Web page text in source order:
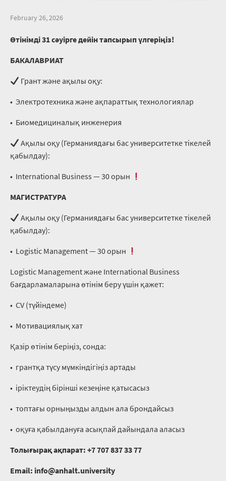
February 26, 2026
Өтінімді 31 сәуірге дейін тапсырып үлгеріңіз!
БАКАЛАВРИАТ
Грант және ақылы оқу:
•⁠ ⁠Электротехника және ақпараттық технологиялар
•⁠ ⁠Биомедициналық инженерия
Ақылы оқу (Германиядағы бас университетке тікелей
қабылдау):
•⁠ ⁠International Business — 30 орын
МАГИСТРАТУРА
Ақылы оқу (Германиядағы бас университетке тікелей
қабылдау):
•⁠ ⁠Logistic Management — 30 орын
Logistic Management және International Business
бағдарламаларына өтінім беру үшін қажет:
•⁠ ⁠CV (түйіндеме)
•⁠ ⁠Мотивациялық хат
Қазір өтінім беріңіз, сонда:
•⁠ ⁠грантқа түсу мүмкіндігіңіз артады
•⁠ ⁠іріктеудің бірінші кезеңіне қатысасыз
•⁠ ⁠топтағы орныңызды алдын ала брондайсыз
•⁠ ⁠оқуға қабылдануға асықпай дайындала аласыз
Толығырақ ақпарат: +7 707 837 33 77
Email: info@anhalt.university